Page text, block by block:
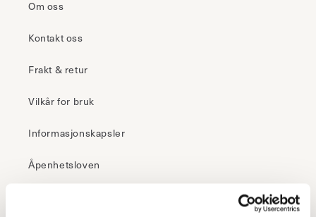
Om oss
Kontakt oss
Frakt & retur
Vilkår for bruk
Informasjonskapsler
Åpenhetsloven